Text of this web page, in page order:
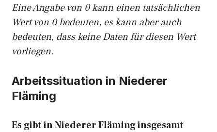
Eine Angabe von 0 kann einen tatsächlichen
Wert von 0 bedeuten, es kann aber auch
bedeuten, dass keine Daten für diesen Wert
vorliegen.
Arbeitssituation in Niederer
Fläming
Es gibt in Niederer Fläming insgesamt